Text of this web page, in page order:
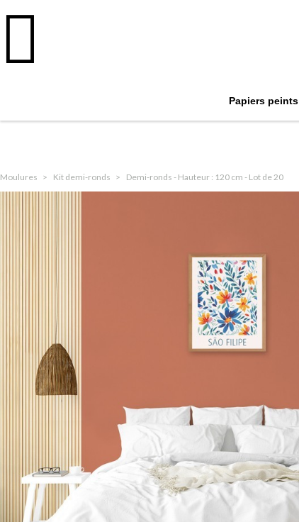
Papiers peints
Moulures Kit demi-ronds Demi-ronds - Hauteur : 120 cm - Lot de 20